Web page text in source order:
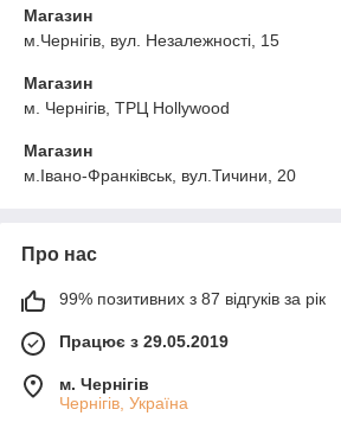
Магазин
м.Чернігів, вул. Незалежності, 15
Магазин
м. Чернігів, ТРЦ Hollywood
Магазин
м.Івано-Франківськ, вул.Тичини, 20
Про нас
99% позитивних з 87 відгуків за рік
Працює з 29.05.2019
м. Чернігів
Чернігів, Україна